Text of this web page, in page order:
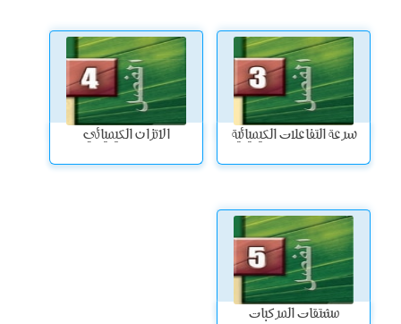
سرعة التفاعلات الكيميائية الاتزان الكيميائي
مشتقات المركبات